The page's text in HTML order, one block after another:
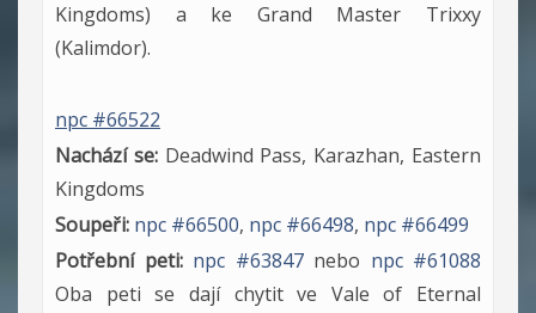
Kingdoms) a ke Grand Master Trixxy
(Kalimdor).
npc #66522
Nachází se:Deadwind Pass, Karazhan, Eastern
Kingdoms
Soupeři: npc #66500, npc #66498, npc #66499
Potřební peti: npc #63847nebo npc #61088
Oba peti se dají chytit ve Vale of Eternal